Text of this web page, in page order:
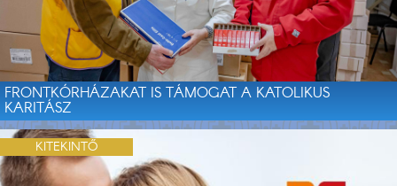
FRONTKÓRHÁZAKAT IS TÁMOGAT A KATOLIKUS
KARITÁSZ
KITEKINTŐ